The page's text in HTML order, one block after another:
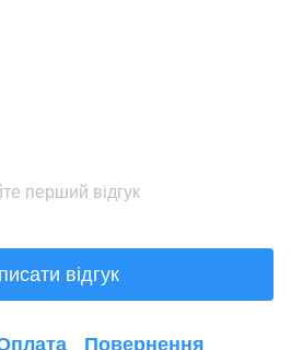
перший відгук
відгук
Повернення